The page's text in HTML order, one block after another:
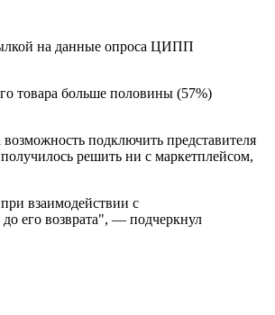
на данные опроса ЦИПП
товара больше половины (57%)
подключить представителя
решить ни с маркетплейсом,
взаимодействии с
его возврата", — подчеркнул